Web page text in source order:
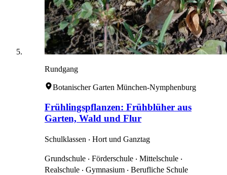
Rundgang
Botanischer Garten München-Nymphenburg
Frühlingspflanzen: Frühblüher aus
Garten, Wald und Flur
Schulklassen ‧ Hort und Ganztag
Grundschule ‧ Förderschule ‧ Mittelschule ‧
Realschule ‧ Gymnasium ‧ Berufliche Schule